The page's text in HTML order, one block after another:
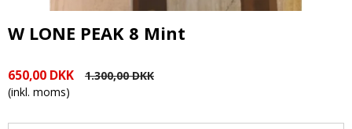
W LONE PEAK 8 Mint
650,00 DKK
1.300,00 DKK
(inkl. moms)